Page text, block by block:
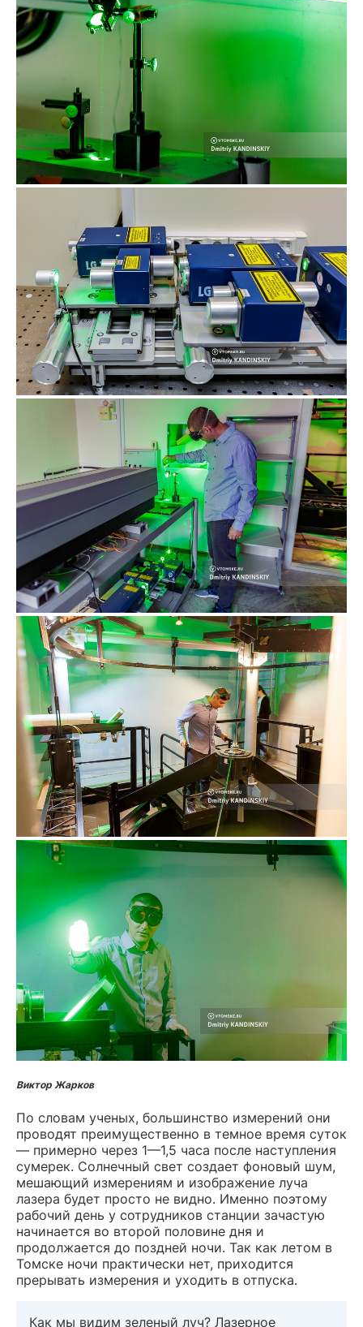
Виктор Жарков
По словам ученых, большинство измерений они
проводят преимущественно в темное время суток
— примерно через 1—1,5 часа после наступления
сумерек. Солнечный свет создает фоновый шум,
мешающий измерениям и изображение луча
лазера будет просто не видно. Именно поэтому
рабочий день у сотрудников станции зачастую
начинается во второй половине дня и
продолжается до поздней ночи. Так как летом в
Томске ночи практически нет, приходится
прерывать измерения и уходить в отпуска.
Как мы видим зеленый луч? Лазерное